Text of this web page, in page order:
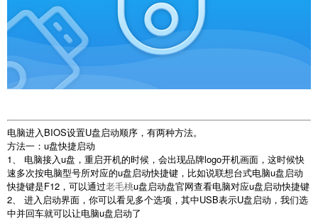
电脑进入BIOS设置U盘启动顺序，有两种方法。
方法一：u盘快捷启动
1、 电脑接入u盘，重启开机的时候，会出现品牌logo开机画面，这时候快
速多次按电脑型号所对应的u盘启动快捷键，比如说联想台式电脑u盘启动
快捷键是F12，可以通过老毛桃u盘启动盘官网查看电脑对应u盘启动快捷键
2、 进入启动界面，你可以看见多个选项，其中USB表示U盘启动，我们选
中并回车就可以让电脑u盘启动了